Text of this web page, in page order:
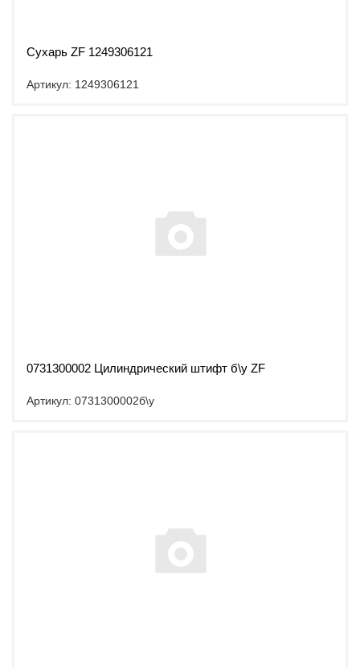
Сухарь ZF 1249306121
Артикул: 1249306121
0731300002 Цилиндрический штифт б\у ZF
Артикул: 0731300002б\у